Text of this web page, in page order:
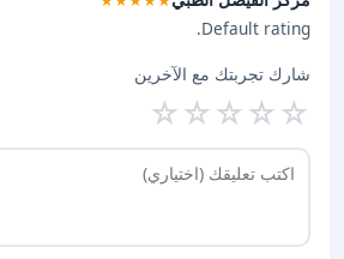
Default rating.
شارك تجربتك مع الآخرين
☆
☆
☆
☆
☆